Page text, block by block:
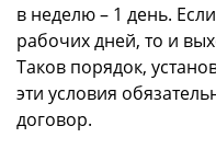
в неделю – 1 день.
рабочих дней, то и
Таков порядок,
эти условия
договор.